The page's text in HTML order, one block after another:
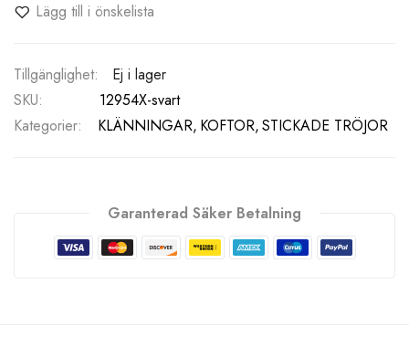
Lägg till i önskelista
Ej i lager
SKU
12954X-svart
Kategorier:
KLÄNNINGAR KOFTOR STICKADE TRÖJOR
Garanterad Säker Betalning